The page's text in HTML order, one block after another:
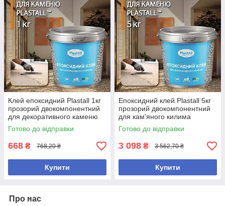
Клей епоксидний Plastall 1кг
прозорий двокомпонентний
для декоративного каменю
універсальний
Готово до відправки
668 ₴ 768,20 ₴
Купити
Епоксидний клей Plastall 5кг
прозорий двокомпонентний
для кам'яного килима
універсальний
Готово до відправки
3 098 ₴ 3 562,70 ₴
Купити
Про нас